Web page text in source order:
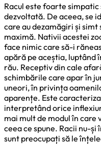
Racul este foarte
dezvoltată. De aceea, se
care au dezamăgiri și
maximă. Nativii acestei
face nimic care să-i
apără pe aceștia, luptând
rău. Receptiv din cale
schimbările care apar în
uneori, în privința
aparențe. Este
interpretând orice
mai mult de modul în care
ceea ce spune. Racii nu-
sunt preocupați să le